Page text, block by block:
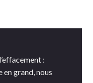
:
grand, nous